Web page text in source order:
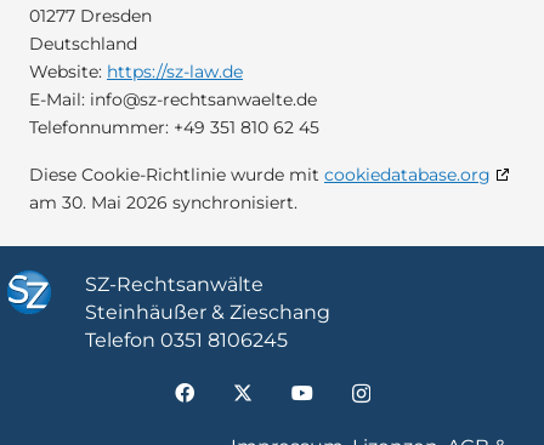
01277 Dresden
Deutschland
Website: https://sz-law.de
E-Mail: info@sz-rechtsanwaelte.de
Telefonnummer: +49 351 810 62 45
Diese Cookie-Richtlinie wurde mit cookiedatabase.org
am 30. Mai 2026 synchronisiert.
SZ-Rechtsanwälte
Steinhäußer & Zieschang
Telefon 0351 8106245